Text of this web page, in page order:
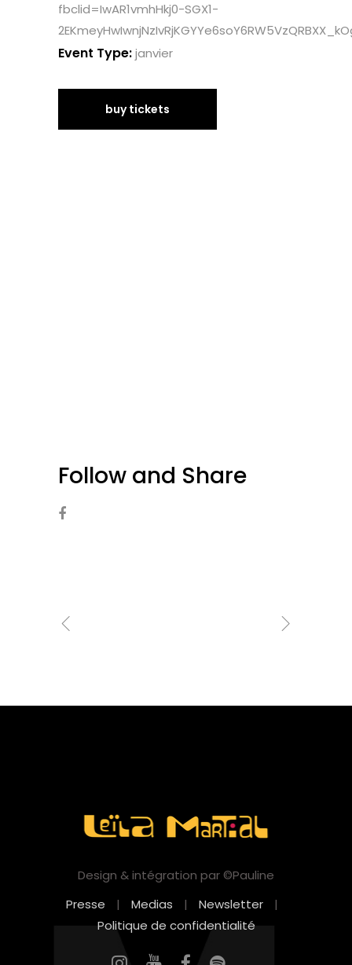
fbclid=IwAR1vmhHkj0-SGX1-
Event Type:janvier
buy tickets
Follow and Share
Design & intégration par ©Pauline
Presse
| Medias | Newsletter
|
Politique de confidentialité